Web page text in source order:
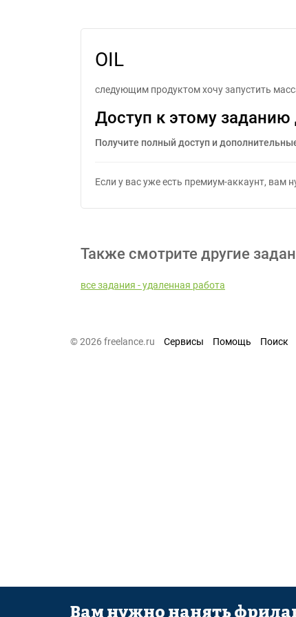
OIL
следующим продуктом хочу запустить
Доступ к этому заданию
Получите полный доступ и
Если у вас уже есть премиум-аккаунт, вам
Также смотрите другие
все задания - удаленная работа
© 2026 freelance.ru Сервисы Помощь Поиск
Вам нужно нанять